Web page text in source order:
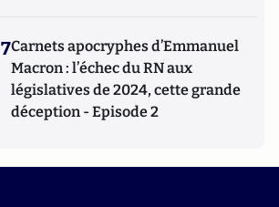
7Carnets apocryphes d’Emmanuel
Macron : l’échec du RN aux
législatives de 2024, cette grande
déception - Episode 2